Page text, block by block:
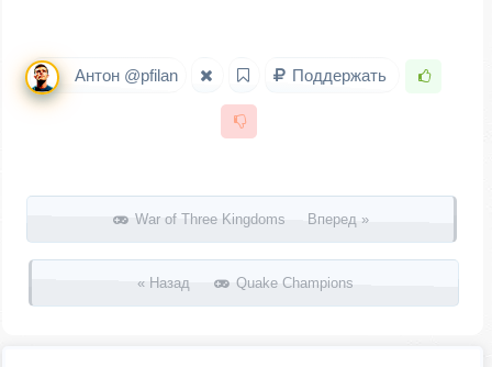
Антон @pfilan Поддержать
Запись навигация
War of Three Kingdoms Вперед »
« Назад Quake Champions